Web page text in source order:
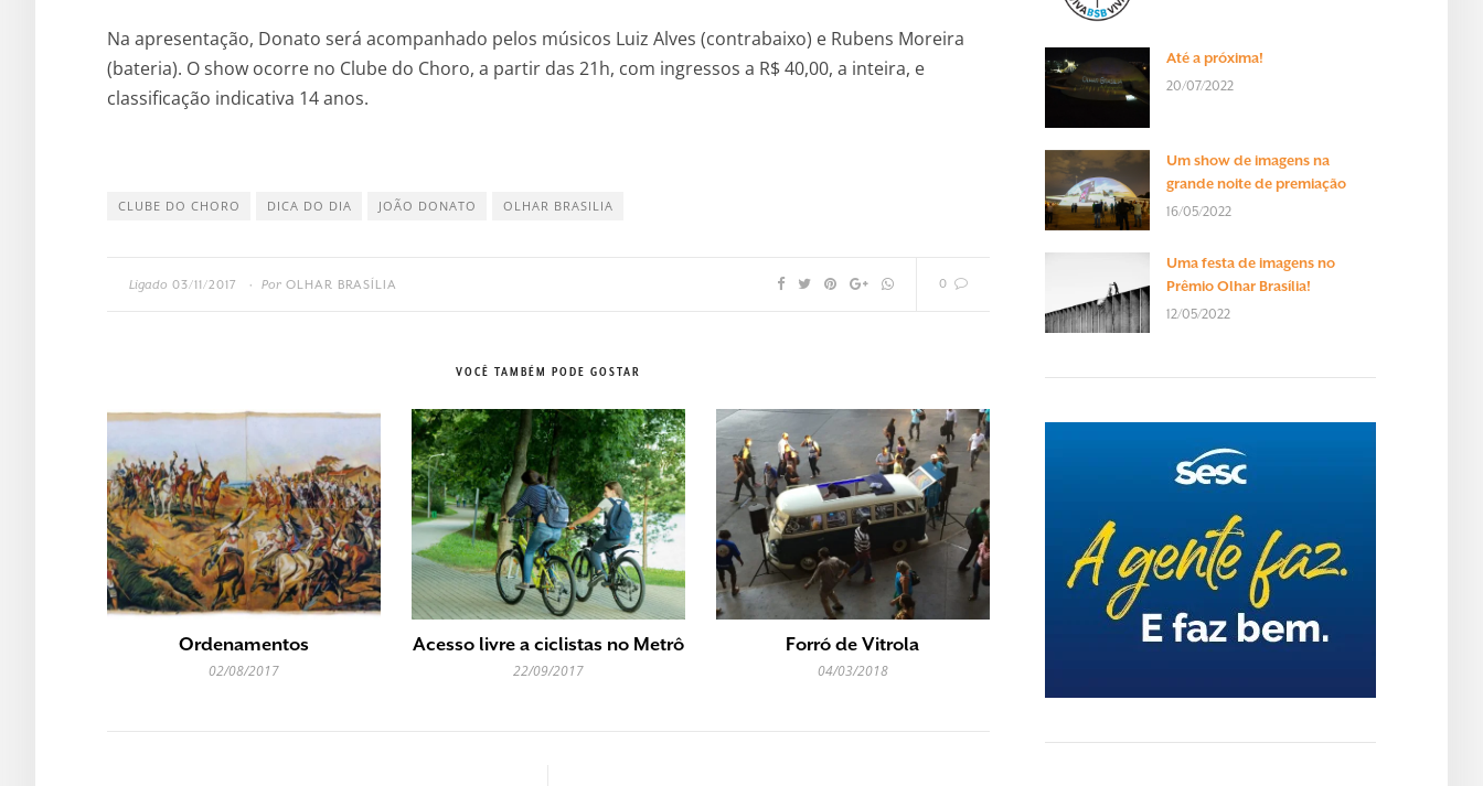
Na apresentação, Donato será acompanhado pelos músicos Luiz Alves (contrabaixo) e Rubens Moreira
(bateria). O show ocorre no Clube do Choro, a partir das 21h, com ingressos a R$ 40,00, a inteira, e
classificação indicativa 14 anos.
CLUBE DO CHORO DICA DO DIA JOÃO DONATO OLHAR BRASILIA
Ligado 03/11/2017 • Por OLHAR BRASÍLIA 0
VOCÊ TAMBÉM PODE GOSTAR
Ordenamentos
02/08/2017
Acesso livre a ciclistas no Metrô
22/09/2017
Forró de Vitrola
04/03/2018
Até a próxima!
20/07/2022
Um show de imagens na
grande noite de premiação
16/05/2022
Uma festa de imagens no
Prêmio Olhar Brasília!
12/05/2022